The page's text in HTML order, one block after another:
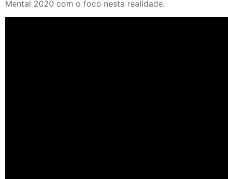
Mental 2020 com o foco nesta realidade.